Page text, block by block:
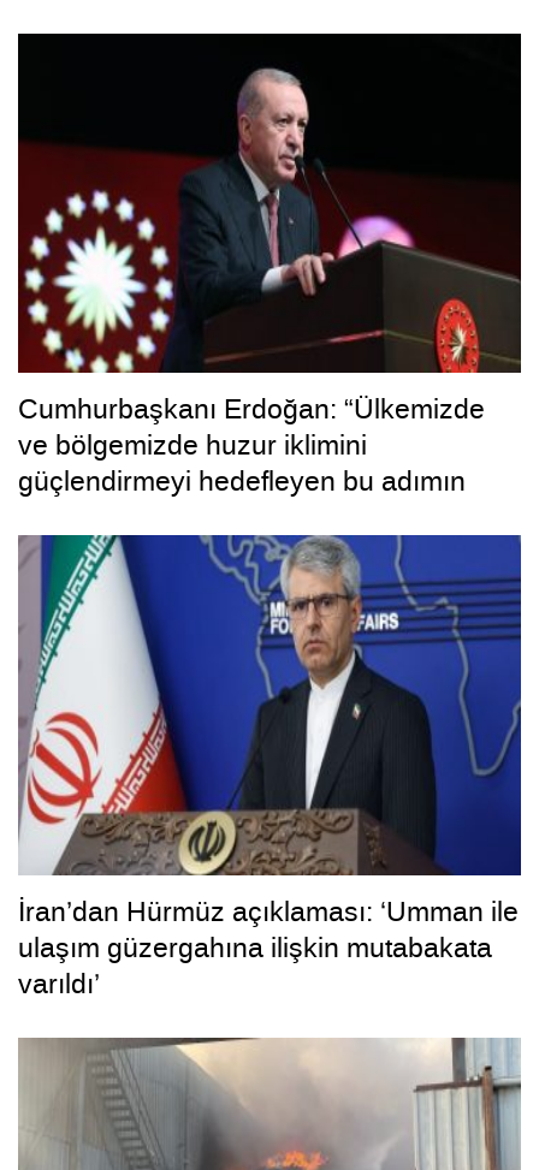
Cumhurbaşkanı Erdoğan: “Ülkemizde
ve bölgemizde huzur iklimini
güçlendirmeyi hedefleyen bu adımın
İran’dan Hürmüz açıklaması: ‘Umman ile
ulaşım güzergahına ilişkin mutabakata
varıldı’